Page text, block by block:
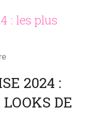
: les plus
2024 :
DE